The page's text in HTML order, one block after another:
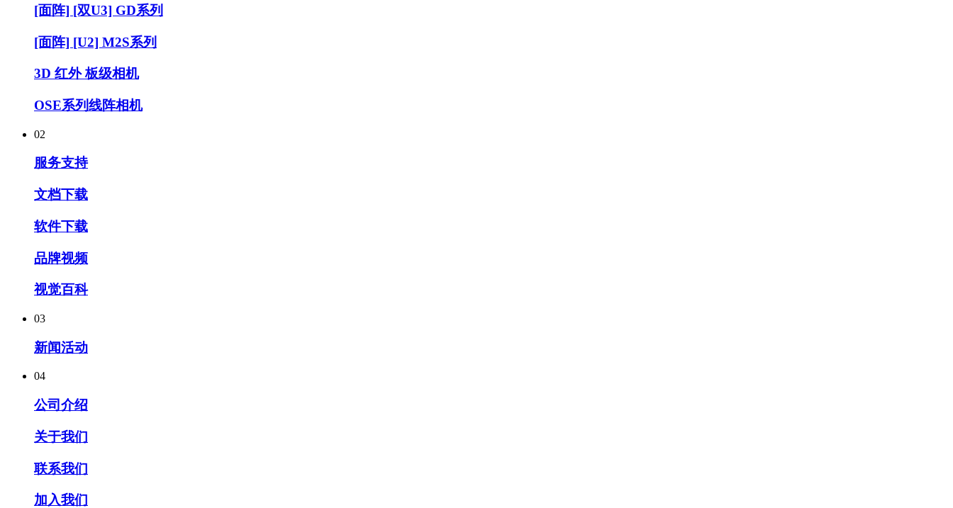
[面阵] [双U3] GD系列
[面阵] [U2] M2S系列
3D 红外 板级相机
OSE系列线阵相机
02
服务支持
文档下载
软件下载
品牌视频
视觉百科
03
新闻活动
04
公司介绍
关于我们
联系我们
加入我们